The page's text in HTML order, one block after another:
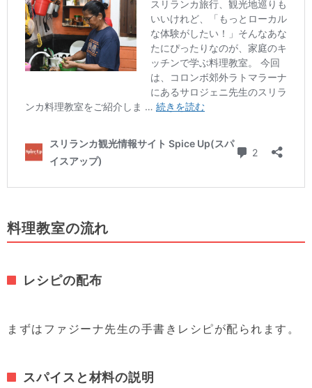
料理教室の流れ
レシピの配布
まずはファジーナ先生の手書きレシピが配られます。
スパイスと材料の説明